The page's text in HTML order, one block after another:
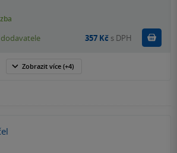
357 Kč s DPH
Zobrazit více (+4)